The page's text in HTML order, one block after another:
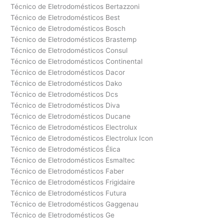
Técnico de Eletrodomésticos Bertazzoni
Técnico de Eletrodomésticos Best
Técnico de Eletrodomésticos Bosch
Técnico de Eletrodomésticos Brastemp
Técnico de Eletrodomésticos Consul
Técnico de Eletrodomésticos Continental
Técnico de Eletrodomésticos Dacor
Técnico de Eletrodomésticos Dako
Técnico de Eletrodomésticos Dcs
Técnico de Eletrodomésticos Diva
Técnico de Eletrodomésticos Ducane
Técnico de Eletrodomésticos Electrolux
Técnico de Eletrodomésticos Electrolux Icon
Técnico de Eletrodomésticos Élica
Técnico de Eletrodomésticos Esmaltec
Técnico de Eletrodomésticos Faber
Técnico de Eletrodomésticos Frigidaire
Técnico de Eletrodomésticos Futura
Técnico de Eletrodomésticos Gaggenau
Técnico de Eletrodomésticos Ge